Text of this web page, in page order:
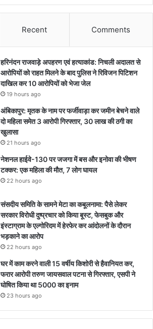
Recent Comments
हरिनंदन राजवाड़े अपहरण एवं हत्याकांड: निचली अदालत से
आरोपियों को राहत मिलने के बाद पुलिस ने रिविजन पिटिशन
दाखिल कर 10 आरोपियों को भेजा जेल
19 hours ago
अंबिकापुर: मृतक के नाम पर फर्जीवाड़ा कर जमीन बेचने वाले
दो महिला समेत 3 आरोपी गिरफ्तार, 30 लाख की ठगी का
खुलासा
21 hours ago
नेशनल हाईवे-130 पर जजगा में बस और इनोवा की भीषण
टक्कर: एक महिला की मौत, 7 लोग घायल
22 hours ago
संसदीय समिति के सामने मेटा का कबूलनामा: पैसे लेकर
सरकार विरोधी दुष्प्रचार को किया बूस्ट, फेसबुक और
इंस्टाग्राम के एल्गोरिदम में हेरफेर कर आंदोलनों के दौरान
भड़काने का आरोप
22 hours ago
घर में काम करने वाली 15 वर्षीय किशोरी से हैवानियत कर,
फरार आरोपी तरुण जायसवाल पटना से गिरफ्तार, एसपी ने
घोषित किया था 5000 का इनाम
23 hours ago